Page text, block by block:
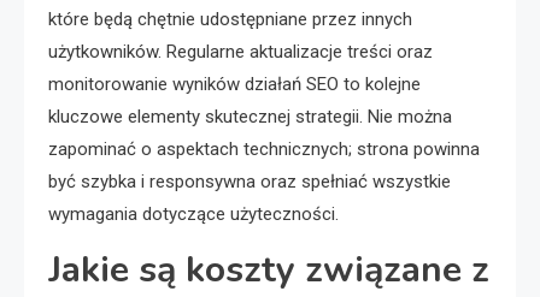
które będą chętnie udostępniane przez innych
użytkowników. Regularne aktualizacje treści oraz
monitorowanie wyników działań SEO to kolejne
kluczowe elementy skutecznej strategii. Nie można
zapominać o aspektach technicznych; strona powinna
być szybka i responsywna oraz spełniać wszystkie
wymagania dotyczące użyteczności.
Jakie są koszty związane z